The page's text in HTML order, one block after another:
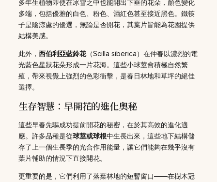
多年生植物即使在冰雪之中也能開出下垂的花朵，顏色變化
多端，包括優雅的白色、粉色、酒紅色甚至接近黑色。鐵筷
子是陰涼處的優選，無論是否開花，其葉片皆能為花園提供
結構美感。
此外， 西伯利亞藍鈴花（Scilla siberica）在仲春以濃烈的電
光藍色星狀花朵形成一片花海。這些小球莖會積極自然繁
殖，帶來視覺上強烈的色彩衝擊，是春日林地和草坪的絕佳
選擇。
生存智慧：早開花的進化奧秘
這些早春先驅成功提前開花的秘密，在於其高效的進化適
應。許多品種是從球莖或球根中生長出來，這些地下結構儲
存了上一個生長季的光合作用能量，讓它們能夠在幾乎沒有
葉片輔助的情況下直接開花。
更重要的是，它們利用了落葉林地的短暫窗口——在樹木冠